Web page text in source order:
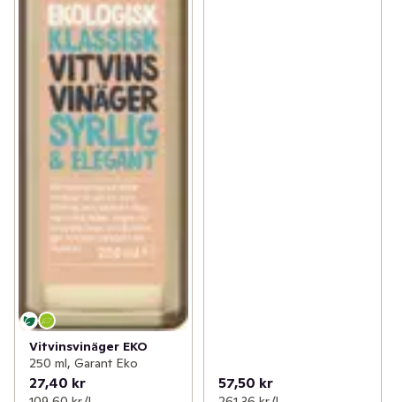
Vitvinsvinäger EKO
250 ml, Garant Eko
27,40 kr 57,50 kr